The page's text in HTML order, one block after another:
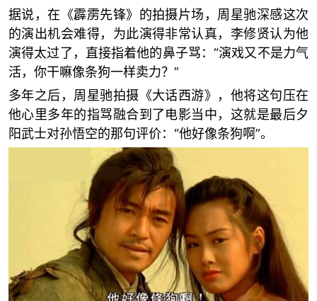
据说，在《霹雳先锋》的拍摄片场，周星驰深感这次
的演出机会难得，为此演得非常认真，李修贤认为他
演得太过了，直接指着他的鼻子骂：“演戏又不是力气
活，你干嘛像条狗一样卖力？”
多年之后，周星驰拍摄《大话西游》，他将这句压在
他心里多年的指骂融合到了电影当中，这就是最后夕
阳武士对孙悟空的那句评价：“他好像条狗啊”。